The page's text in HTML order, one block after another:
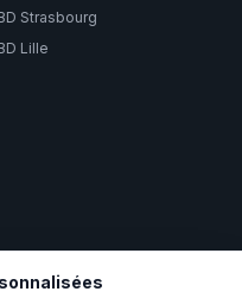
Strasbourg
Lille